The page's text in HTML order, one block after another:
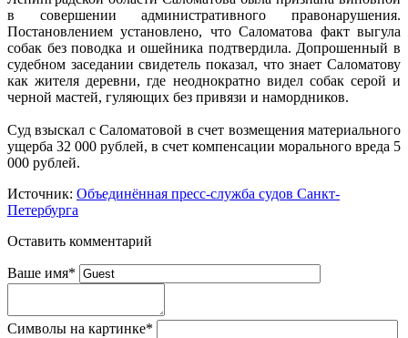
в совершении административного правонарушения.
Постановлением установлено, что Саломатова факт выгула
собак без поводка и ошейника подтвердила. Допрошенный в
судебном заседании свидетель показал, что знает Саломатову
как жителя деревни, где неоднократно видел собак серой и
черной мастей, гуляющих без привязи и намордников.
Суд взыскал с Саломатовой в счет возмещения материального
ущерба 32 000 рублей, в счет компенсации морального вреда 5
000 рублей.
Источник: Объединённая пресс-служба судов Санкт-
Петербурга
Оставить комментарий
Ваше имя*
Символы на картинке*